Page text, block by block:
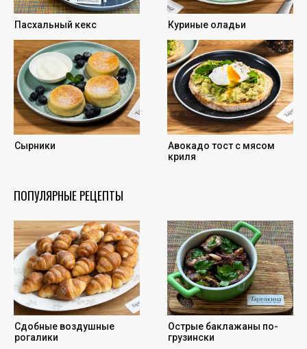
Пасхальный кекс Куриные оладьи
Сырники
Авокадо тост с мясом
криля
ПОПУЛЯРНЫЕ РЕЦЕПТЫ
Cдобные воздушные
рогалики
Острые баклажаны по-
грузински